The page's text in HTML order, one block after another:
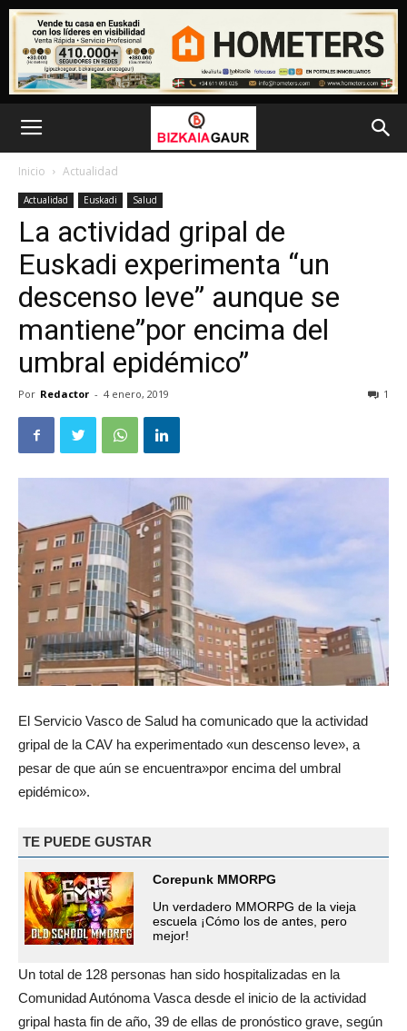
Inicio Actualidad
Actualidad Euskadi Salud
La actividad gripal de
Euskadi experimenta “un
descenso leve” aunque se
mantiene”por encima del
umbral epidémico”
Por Redactor - 4 enero, 2019 1
El Servicio Vasco de Salud ha comunicado que la actividad
gripal de la CAV ha experimentado «un descenso leve», a
pesar de que aún se encuentra»por encima del umbral
epidémico».
TE PUEDE GUSTAR
Corepunk MMORPG
Un verdadero MMORPG de la vieja
escuela ¡Cómo los de antes, pero
mejor!
Un total de 128 personas han sido hospitalizadas en la
Comunidad Autónoma Vasca desde el inicio de la actividad
gripal hasta fin de año, 39 de ellas de pronóstico grave, según